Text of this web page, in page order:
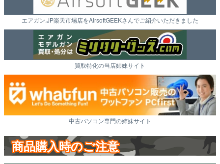
エアガン.JP楽天市場店をAirsoftGEEKさんでご紹介いただきました
買取特化の当店姉妹サイト
中古パソコン専門の姉妹サイト
商品購入時のご注意